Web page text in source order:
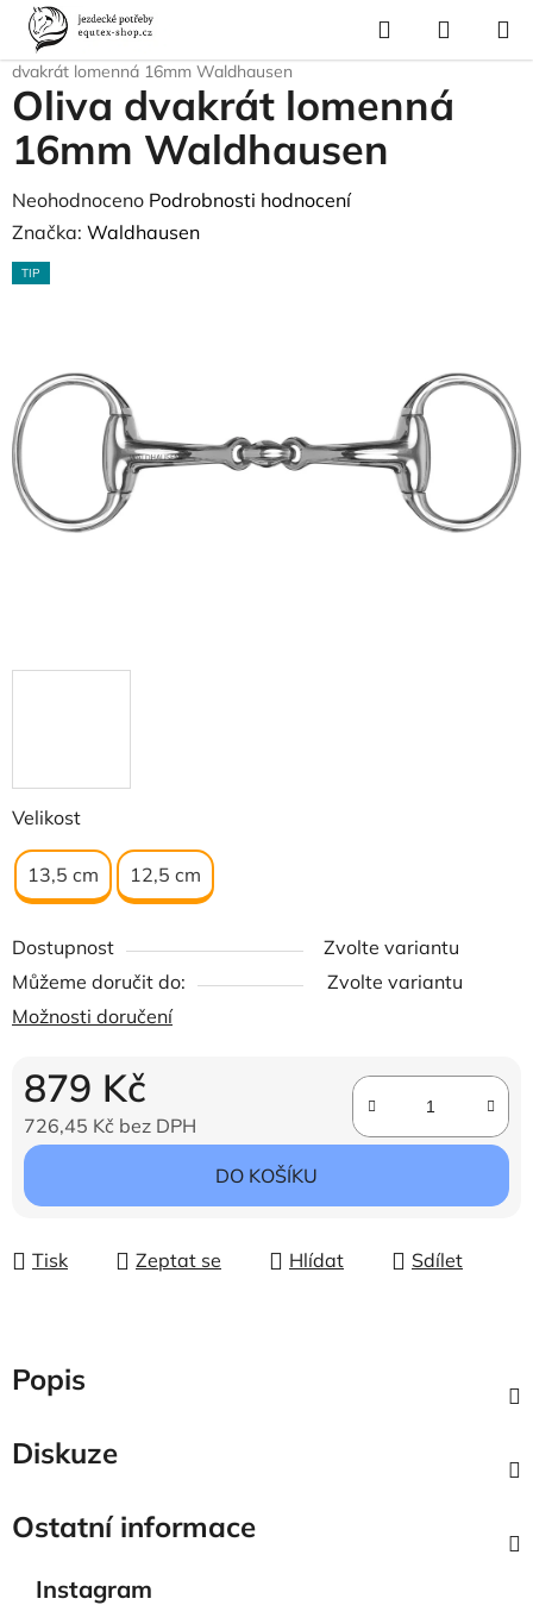
Přejít
obsah
Hledat
KOŠÍK
Domů
Pro koně
dvakrát lomenná 16mm Waldhausen
Velikost
13,5 cm 12,5 cm
Dostupnost
Zvolte variantu
Můžeme doručit do:
Zvolte variantu
Možnosti doručení
879 Kč
726,45 Kč bez DPH
Měrná cena:
DO KOŠÍKU
Tisk Zeptat se Hlídat Sdílet
Oliva dvakrát lomenná
16mm Waldhausen
Průměrné
hodnocení
produktu
hvězdiček.
Neohodnoceno Podrobnosti hodnocení
Značka: Waldhausen
TIP
Popis
Diskuze
Ostatní informace
Instagram